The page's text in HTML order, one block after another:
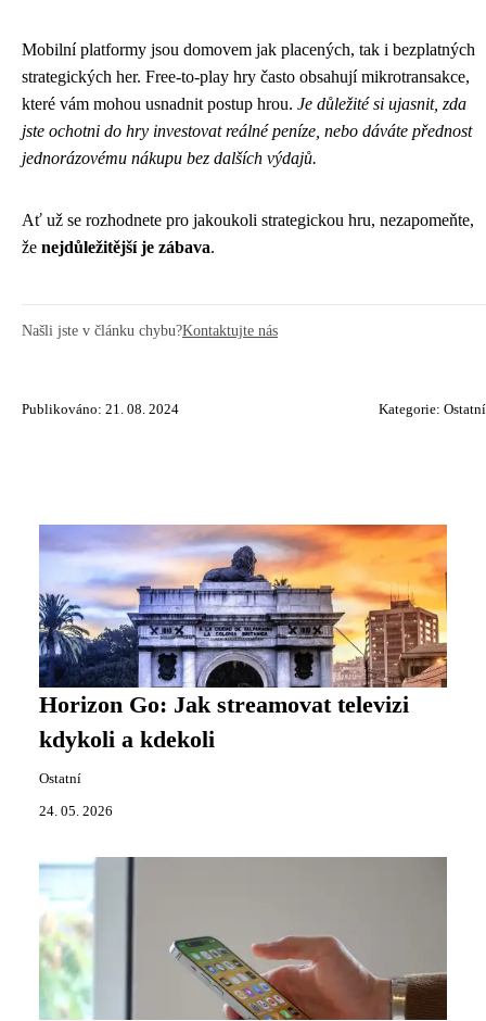
Mobilní platformy jsou domovem jak placených, tak i bezplatných
strategických her. Free-to-play hry často obsahují mikrotransakce,
které vám mohou usnadnit postup hrou. Je důležité si ujasnit, zda
jste ochotni do hry investovat reálné peníze, nebo dáváte přednost
jednorázovému nákupu bez dalších výdajů.
Ať už se rozhodnete pro jakoukoli strategickou hru, nezapomeňte,
že nejdůležitější je zábava.
Našli jste v článku chybu?Kontaktujte nás
Publikováno: 21. 08. 2024 Kategorie: Ostatní
Horizon Go: Jak streamovat televizi
kdykoli a kdekoli
Ostatní
24. 05. 2026